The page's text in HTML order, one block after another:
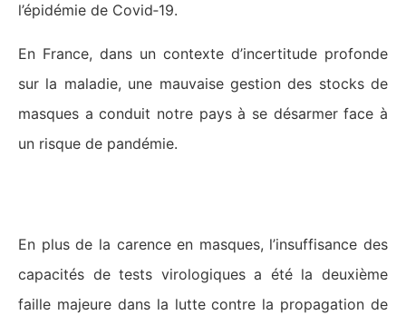
l’épidémie de Covid‑19.
En France, dans un contexte d’incertitude profonde
sur la maladie, une mauvaise gestion des stocks de
masques a conduit notre pays à se désarmer face à
un risque de pandémie.
En plus de la carence en masques, l’insuffisance des
capacités de tests virologiques a été la deuxième
faille majeure dans la lutte contre la propagation de